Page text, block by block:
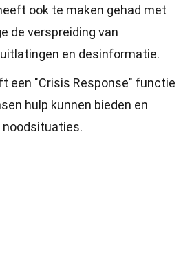
ook te maken gehad met
de verspreiding van
en desinformatie.
een "Crisis Response" functie
hulp kunnen bieden en